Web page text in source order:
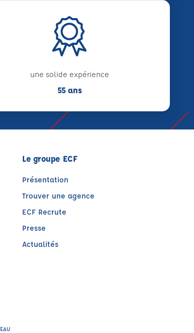
une solide expérience
55 ans
Le groupe ECF
Présentation
Trouver une agence
ECF Recrute
Presse
Actualités